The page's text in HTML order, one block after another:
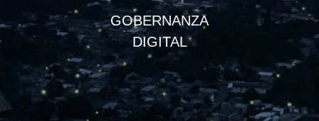
GOBERNANZA
DIGITAL